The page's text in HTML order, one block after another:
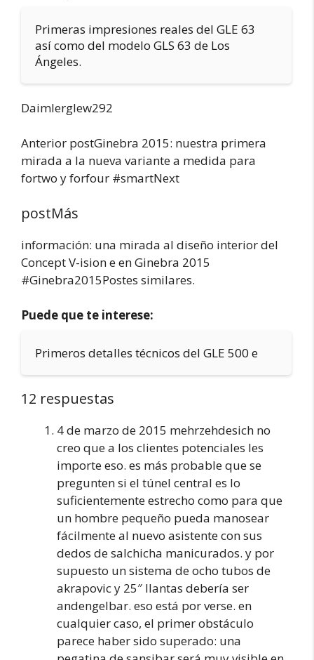
Primeras impresiones reales del GLE 63
así como del modelo GLS 63 de Los
Ángeles.
Daimlerglew292
Anterior postGinebra 2015: nuestra primera
mirada a la nueva variante a medida para
fortwo y forfour #smartNext
postMás
información: una mirada al diseño interior del
Concept V-ision e en Ginebra 2015
#Ginebra2015Postes similares.
Puede que te interese:
Primeros detalles técnicos del GLE 500 e
12 respuestas
4 de marzo de 2015 mehrzehdesich no
creo que a los clientes potenciales les
importe eso. es más probable que se
pregunten si el túnel central es lo
suficientemente estrecho como para que
un hombre pequeño pueda manosear
fácilmente al nuevo asistente con sus
dedos de salchicha manicurados. y por
supuesto un sistema de ocho tubos de
akrapovic y 25″ llantas debería ser
andengelbar. eso está por verse. en
cualquier caso, el primer obstáculo
parece haber sido superado: una